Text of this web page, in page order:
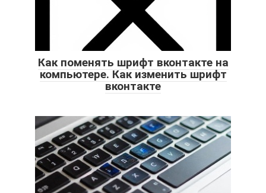
Как поменять шрифт вконтакте на
компьютере. Как изменить шрифт
вконтакте